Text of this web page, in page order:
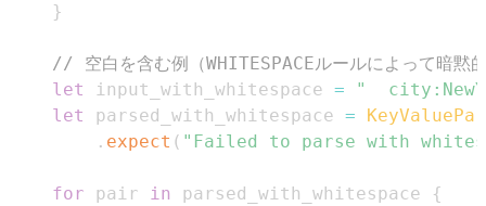
}
// 空白を含む例（WHITESPACEルールによって暗黙
let
input_with_whitespace =
"
let
parsed_with_whitespace =
. expect ( "Failed to parse with
for pair in parsed_with_whitespace
{